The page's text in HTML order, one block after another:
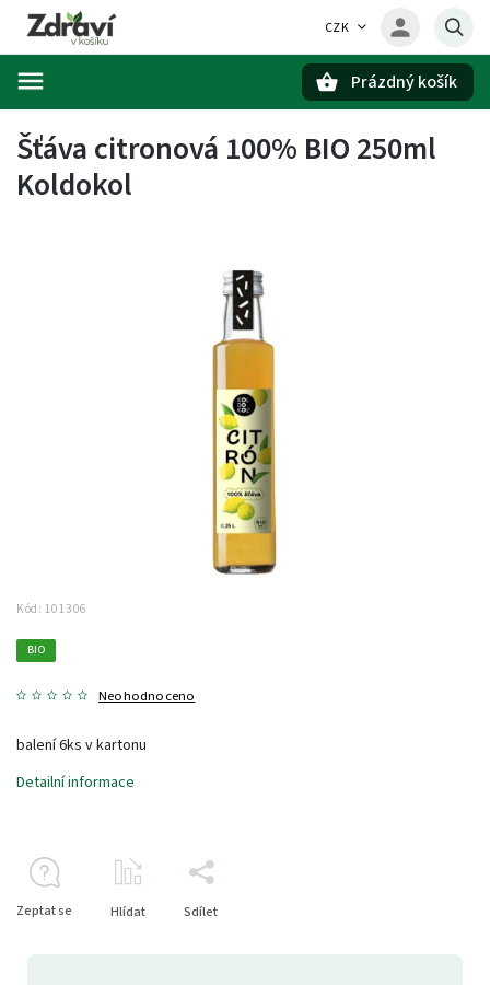
CZK
Prázdný košík
Šťáva citronová 100% BIO 250ml
Koldokol
Kód: 101306
BIO
Neohodnoceno
balení 6ks v kartonu
Detailní informace
Zeptat se Hlídat Sdílet